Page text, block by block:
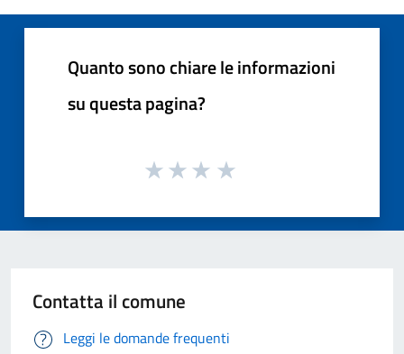
Quanto sono chiare le informazioni
su questa pagina?
Contatta il comune
Leggi le domande frequenti